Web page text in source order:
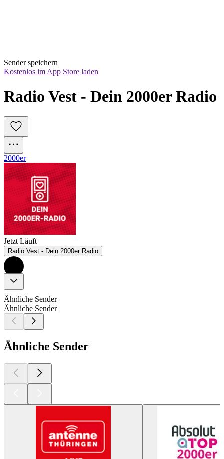
Sender speichern
Kostenlos im App Store laden
Radio Vest - Dein 2000er Radio
2000er
Jetzt Läuft
Radio Vest - Dein 2000er Radio
Ähnliche Sender
Ähnliche Sender
Ähnliche Sender